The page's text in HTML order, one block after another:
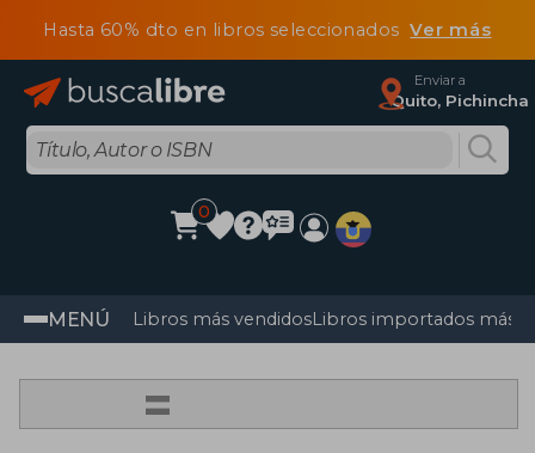
Hasta 60% dto en libros seleccionadosVer más
Enviar a
Quito, Pichincha
0
MENÚ Libros más vendidosLibros importados más
=